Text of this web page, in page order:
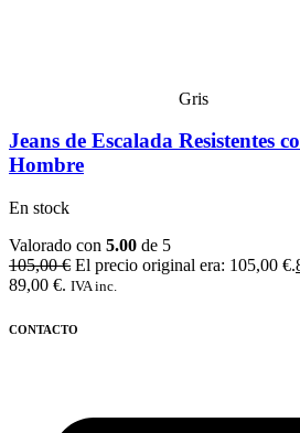
Gris
Jeans de Escalada Resistentes
Hombre
En stock
Valorado con 5.00 de 5
105,00€ El precio original era: 105,00 €.
89,00 €. IVA inc.
CONTACTO